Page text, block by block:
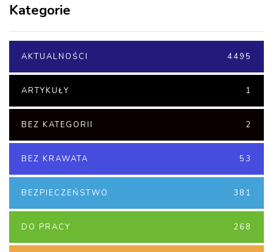
Kategorie
AKTUALNOŚCI 4495
ARTYKUŁY 1
BEZ KATEGORII 2
BEZ KRAWATA 53
BEZPIECZEŃSTWO 381
DO PRACY 268